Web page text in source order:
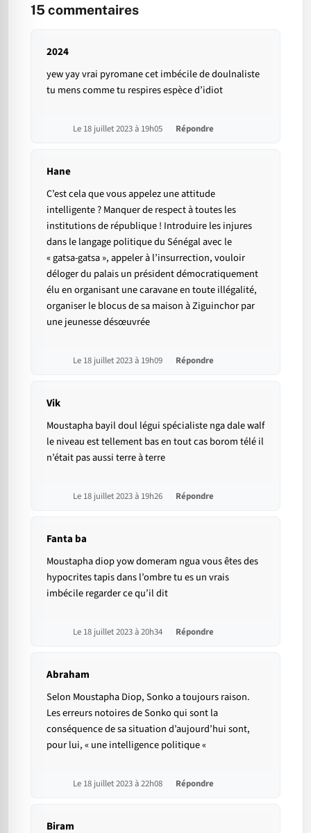
15 commentaires
2024
yew yay vrai pyromane cet imbécile de doulnaliste
tu mens comme tu respires espèce d’idiot
Le 18 juillet 2023 à 19h05 Répondre
Hane
C’est cela que vous appelez une attitude
intelligente ? Manquer de respect à toutes les
institutions de république ! Introduire les injures
dans le langage politique du Sénégal avec le
« gatsa-gatsa », appeler à l’insurrection, vouloir
déloger du palais un président démocratiquement
élu en organisant une caravane en toute illégalité,
organiser le blocus de sa maison à Ziguinchor par
une jeunesse désœuvrée
Le 18 juillet 2023 à 19h09 Répondre
Vik
Moustapha bayil doul légui spécialiste nga dale walf
le niveau est tellement bas en tout cas borom télé il
n’était pas aussi terre à terre
Le 18 juillet 2023 à 19h26 Répondre
Fanta ba
Moustapha diop yow domeram ngua vous êtes des
hypocrites tapis dans l’ombre tu es un vrais
imbécile regarder ce qu’il dit
Le 18 juillet 2023 à 20h34 Répondre
Abraham
Selon Moustapha Diop, Sonko a toujours raison.
Les erreurs notoires de Sonko qui sont la
conséquence de sa situation d’aujourd’hui sont,
pour lui, « une intelligence politique «
Le 18 juillet 2023 à 22h08 Répondre
Biram